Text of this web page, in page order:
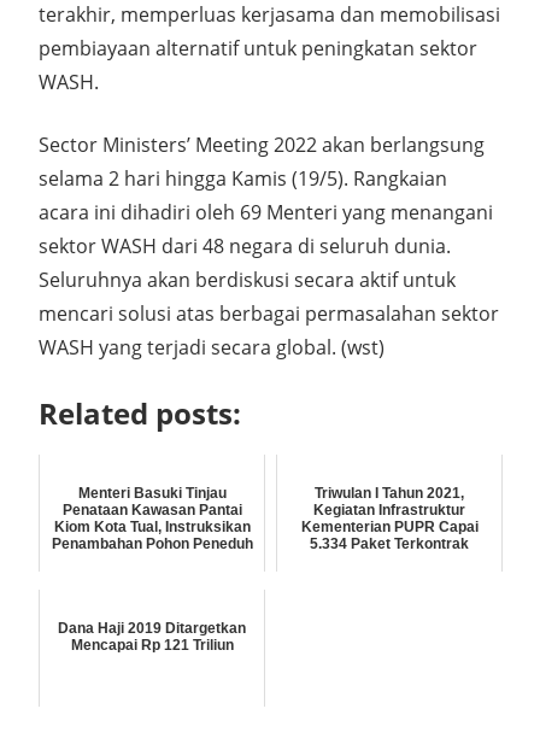
terakhir, memperluas kerjasama dan memobilisasi
pembiayaan alternatif untuk peningkatan sektor
WASH.
Sector Ministers’ Meeting 2022 akan berlangsung
selama 2 hari hingga Kamis (19/5). Rangkaian
acara ini dihadiri oleh 69 Menteri yang menangani
sektor WASH dari 48 negara di seluruh dunia.
Seluruhnya akan berdiskusi secara aktif untuk
mencari solusi atas berbagai permasalahan sektor
WASH yang terjadi secara global. (wst)
Related posts:
Menteri Basuki Tinjau
Penataan Kawasan Pantai
Kiom Kota Tual, Instruksikan
Penambahan Pohon Peneduh
Triwulan I Tahun 2021,
Kegiatan Infrastruktur
Kementerian PUPR Capai
5.334 Paket Terkontrak
Dana Haji 2019 Ditargetkan
Mencapai Rp 121 Triliun